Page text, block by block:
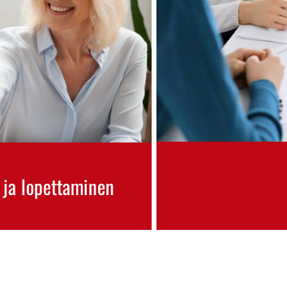
lopettaminen